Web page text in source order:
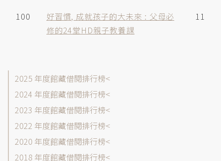
100
好習慣, 成就孩子的大未來 : 父母必
修的24堂HD親子教養課
11
館
目
錄-
借
排
2025 年度館藏借閱排行榜
2024 年度館藏借閱排行榜
2023 年度館藏借閱排行榜
2022 年度館藏借閱排行榜
2020 年度館藏借閱排行榜
2018 年度館藏借閱排行榜